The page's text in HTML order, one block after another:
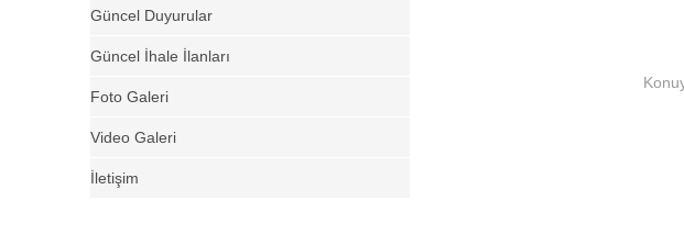
Güncel Duyurular
Güncel İhale İlanları
Foto Galeri
Video Galeri
İletişim